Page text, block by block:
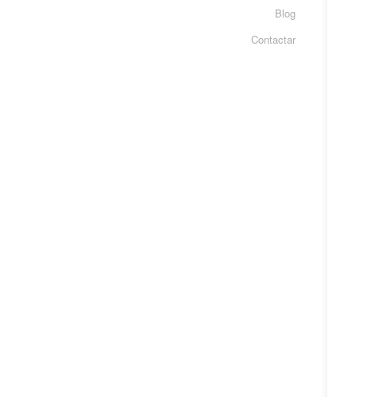
Blog
Contactar